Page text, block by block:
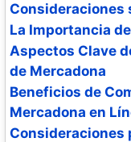
Consideraciones
La Importancia
Aspectos Clave
de Mercadona
Beneficios de
Mercadona en
Consideraciones